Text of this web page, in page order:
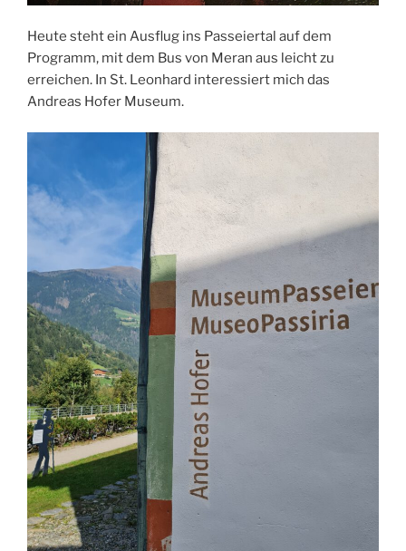
Heute steht ein Ausflug ins Passeiertal auf dem
Programm, mit dem Bus von Meran aus leicht zu
erreichen. In St. Leonhard interessiert mich das
Andreas Hofer Museum.